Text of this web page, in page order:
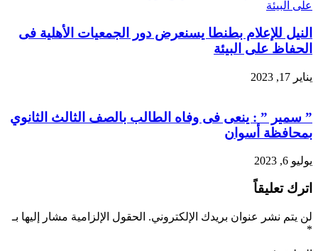
النيل للإعلام بطنطا يسنعرض دور الجمعيات الأهلية فى
الحفاظ على البيئة
يناير 17, 2023
” سمير ” : ينعى فى وفاه الطالب بالصف الثالث الثانوي
بمحافظة أسوان
يوليو 6, 2023
اترك تعليقاً
لن يتم نشر عنوان بريدك الإلكتروني. الحقول الإلزامية مشار إليها بـ
*